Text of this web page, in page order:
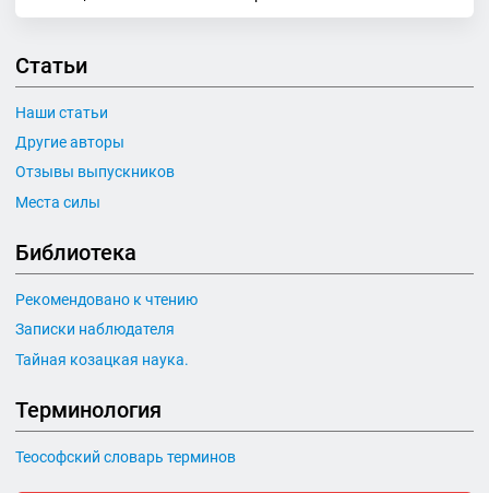
Статьи
Наши статьи
Другие авторы
Отзывы выпускников
Места силы
Библиотека
Рекомендовано к чтению
Записки наблюдателя
Тайная козацкая наука.
Терминология
Теософский словарь терминов